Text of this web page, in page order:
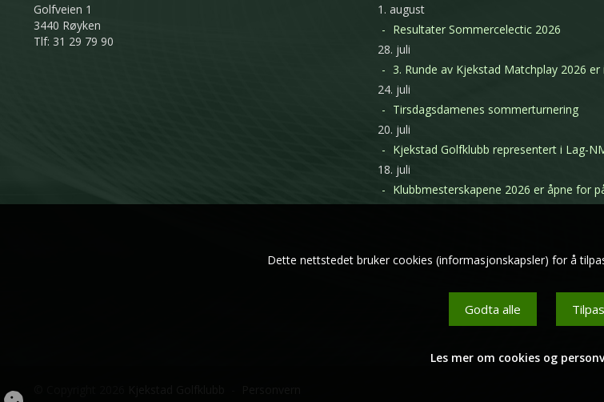
Golfveien 1
3440 Røyken
Tlf: 31 29 79 90
1. august
Resultater Sommercelectic 2026
28. juli
3. Runde av Kjekstad Matchplay 2026 er
24. juli
Tirsdagsdamenes sommerturnering
20. juli
Kjekstad Golfklubb representert i Lag-
18. juli
Klubbmesterskapene 2026 er åpne for
Dette nettstedet bruker cookies (informasjonskapsler) for å
Godta alle
Les mer om cookies og